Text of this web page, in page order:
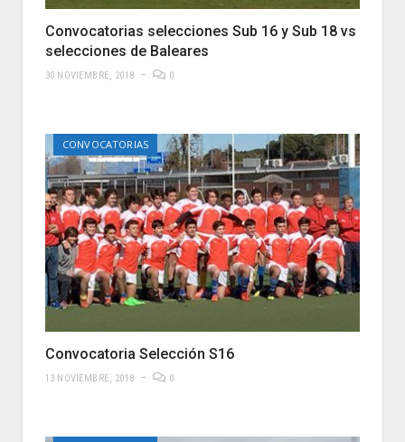
Convocatorias selecciones Sub 16 y Sub 18 vs
selecciones de Baleares
30 NOVIEMBRE, 2018 0
CONVOCATORIAS
Convocatoria Selección S16
13 NOVIEMBRE, 2018 0